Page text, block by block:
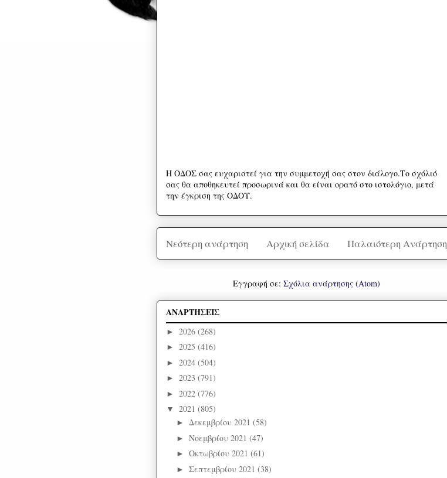
Η ΟΔΟΣ σας ευχαριστεί για την συμμετοχή σας στον διάλογο.Το σχόλιό
σας θα αποθηκευτεί προσωρινά και θα είναι ορατό στο ιστολόγιο, μετά
την έγκριση της ΟΔΟΥ.
Νεότερη ανάρτηση Παλαιότερη Ανάρτηση
Αρχική σελίδα
Εγγραφή σε: Σχόλια ανάρτησης (Atom)
ΑΝΑΡΤΗΣΕΙΣ
► 2026 (268)
► 2025 (416)
► 2024 (504)
► 2023 (791)
► 2022 (776)
▼ 2021 (805)
► Δεκεμβρίου 2021 (58)
► Νοεμβρίου 2021 (47)
► Οκτωβρίου 2021 (61)
► Σεπτεμβρίου 2021 (38)